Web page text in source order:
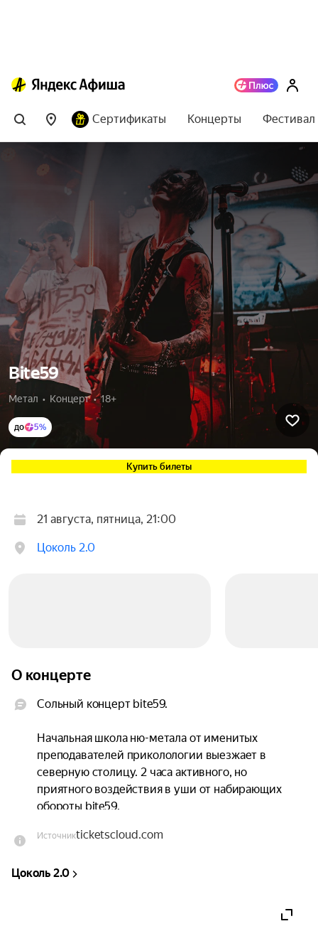
Сертификаты Концерты
Bite59
Метал  •  Концерт  •  18+
до 5%
Купить билеты
21 августа, пятница, 21:00
Цоколь 2.0
О концерте
Сольный концерт bite59.
Начальная школа ню-метала от именитых
преподавателей приколологии выезжает в
северную столицу. 2 часа активного, но
приятного воздействия в уши от набирающих
обороты bite59.
Сольный концерт ещё и с презентацией «Нового
потратишь пятницу на что-то ещё!
Источникticketscloud.com
Цоколь 2.0